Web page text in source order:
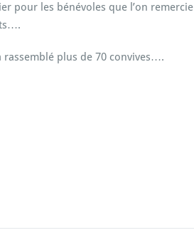
pour les bénévoles que l’on remercie
plus de 70 convives….